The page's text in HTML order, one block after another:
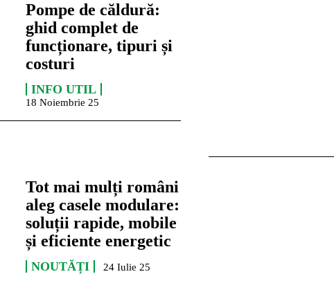
Pompe de căldură:
ghid complet de
funcționare, tipuri și
costuri
INFO UTIL
18 Noiembrie 25
Tot mai mulți români
aleg casele modulare:
soluții rapide, mobile
și eficiente energetic
NOUTĂȚI 24 Iulie 25